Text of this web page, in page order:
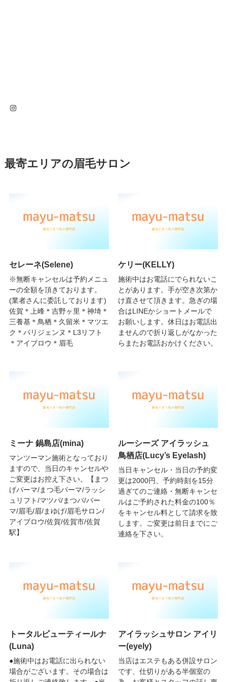
Instagram
最寄エリアの眉毛サロン
セレーネ(Selene)
※無断キャンセルは予約メニュ
ーの全額を頂きております。
(業者さんに委託しております)
佐賀＊上峰＊吉野ヶ里＊神埼＊
三養基＊鳥栖＊久留米＊マツエ
ク＊パリジェンヌ＊L3リフト
＊アイブロウ＊眉毛
ケリー(KELLY)
施術中はお電話にでられないこ
とがあります。手が空き次第か
け直させて頂きます。急ぎの場
合はLINEかショートメールで
お願いします。休日はお電話出
ませんので折り返しがなかった
らまたお電話おかけください。
ミーナ 鍋島店(mina)
マンツーマン施術となっており
ますので、当日のキャンセルや
ご変更はお控え下さい。【まつ
げパーマ/まつ毛パーマ/ラッシ
ュリフト/マツパ/まつパ/パー
マ/眉毛/眉/まゆげ/眉毛サロン/
アイブロウ/佐賀/佐賀市/佐賀
駅】
ルーシーズ アイラッシュ
鳥栖店(Lucy’s Eyelash)
当日キャンセル・当日の予約変
更は2000円、予約時刻を15分
過ぎてのご連絡・無断キャンセ
ルはご予約された料金の100％
をキャンセル料として請求を致
します。ご変更は前日までにご
連絡を下さい。
トータルビューティールナ
(Luna)
●施術中はお電話に出られない
場合がございます。その場合は
アイラッシュサロン アイリ
ー(eyely)
当店はエステもある併設サロン
です、仕切りがある半個室の